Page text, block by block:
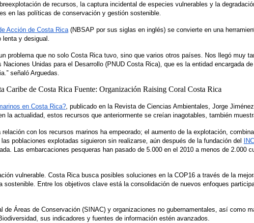
de recursos, la captura incidental de especies vulnerables y la
en las políticas de conservación y gestión sostenible.
Acción de Costa Rica (NBSAP por sus siglas en inglés) se convierte en una
lenta y desigual.
problema que no solo Costa Rica tuvo, sino que varios otros países. Nos llegó muy
Unidas para el Desarrollo (PNUD Costa Rica), que es la entidad encargada
señaló Arguedas.
en Costa Rica?, publicado en la Revista de Ciencias Ambientales, Jorge
la actualidad, estos recursos que anteriormente se creían inagotables, también
con los recursos marinos ha empeorado; el aumento de la explotación,
poblaciones explotadas siguieron sin realizarse, aún después de la fundación del
Las embarcaciones pesqueras han pasado de 5.000 en el 2010 a menos de 2.000
vulnerable. Costa Rica busca posibles soluciones en la COP16 a través de la
Entre los objetivos clave está la consolidación de nuevos enfoques
Áreas de Conservación (SINAC) y organizaciones no gubernamentales, así como
sus indicadores y fuentes de información estén avanzados.